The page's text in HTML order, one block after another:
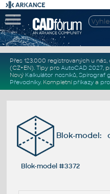
Přes 123.000 registrovaných u nás,
(CZ+EN). Tipy pro AutoCAD 2027,
Nový Kalkulátor nosníků, Spirograf
Převodníky. Kompletní příkazya
Blok-model:
Blok-model #3372